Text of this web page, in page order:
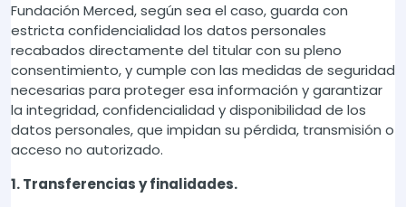
Fundación Merced, según sea el caso, guarda con
estricta confidencialidad los datos personales
recabados directamente del titular con su pleno
consentimiento, y cumple con las medidas de seguridad
necesarias para proteger esa información y garantizar
la integridad, confidencialidad y disponibilidad de los
datos personales, que impidan su pérdida, transmisión o
acceso no autorizado.
1. Transferencias y finalidades.